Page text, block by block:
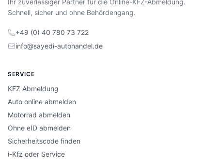
Schnell, sicher und ohne Behördengang.
+49 (0) 40 780 73 722
info@sayedi-autohandel.de
SERVICE
KFZ Abmeldung
Auto online abmelden
Motorrad abmelden
Ohne eID abmelden
Sicherheitscode finden
i-Kfz oder Service